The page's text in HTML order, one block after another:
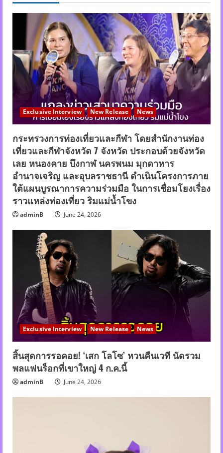
Exclusive Interview New Release News
กระทรวงการท่องเที่ยวและกีฬา โดยสำนักงานท่อง
เที่ยวและกีฬาจังหวัด 7 จังหวัด ประกอบด้วยจังหวัด
เลย หนองคาย บึงกาฬ นครพนม มุกดาหาร
อำนาจเจริญ และอุบลราชธานี ดำเนินโครงการภาย
ใต้แผนบูรณาการความร่วมมือ ในการเชื่อมโยงเรื่อง
ราวแหล่งท่องเที่ยว ริมแม่น้ำโขง
adminB June 24, 2026
Exclusive Interview New Release News
สิ้นสุดการรอคอย! ‘เสก โลโซ’ หวนคืนเวที นัดรวม
พลแฟนร็อกที่เขาใหญ่ 4 ก.ค.นี้
adminB June 24, 2026